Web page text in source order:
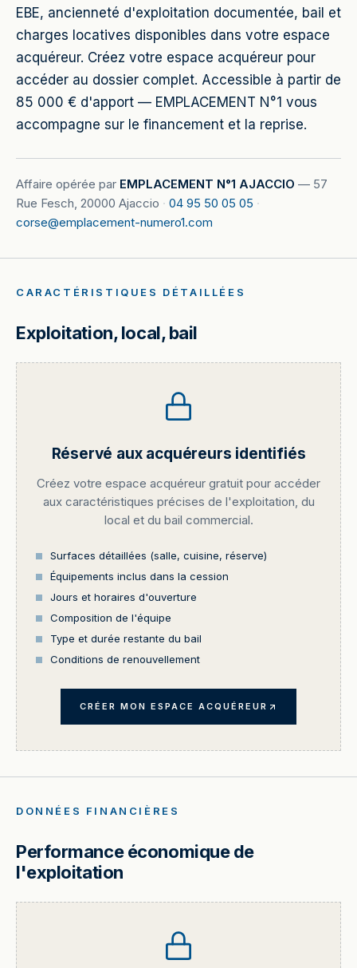
EBE, ancienneté d'exploitation documentée, bail et
charges locatives disponibles dans votre espace
acquéreur. Créez votre espace acquéreur pour
accéder au dossier complet. Accessible à partir de
85 000 € d'apport — EMPLACEMENT N°1 vous
accompagne sur le financement et la reprise.
Affaire opérée par EMPLACEMENT N°1 AJACCIO — 57
Rue Fesch, 20000 Ajaccio · 04 95 50 05 05 ·
corse@emplacement-numero1.com
CARACTÉRISTIQUES DÉTAILLÉES
Exploitation, local, bail
Réservé aux acquéreurs identifiés
Créez votre espace acquéreur gratuit pour accéder
aux caractéristiques précises de l'exploitation, du
local et du bail commercial.
Surfaces détaillées (salle, cuisine, réserve)
Équipements inclus dans la cession
Jours et horaires d'ouverture
Composition de l'équipe
Type et durée restante du bail
Conditions de renouvellement
CRÉER MON ESPACE ACQUÉREUR
DONNÉES FINANCIÈRES
Performance économique de
l'exploitation